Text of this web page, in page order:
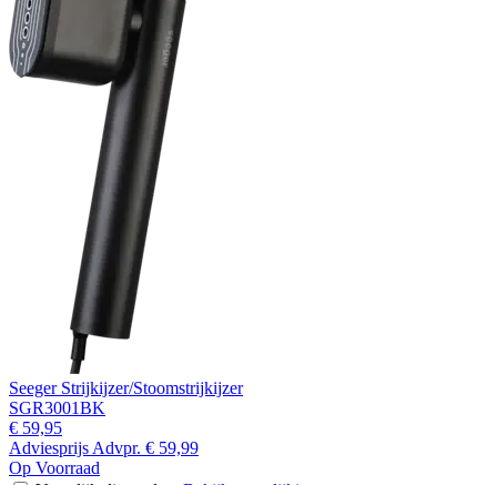
Seeger Strijkijzer/Stoomstrijkijzer
SGR3001BK
€ 59,95
Adviesprijs Advpr. € 59,99
Op Voorraad